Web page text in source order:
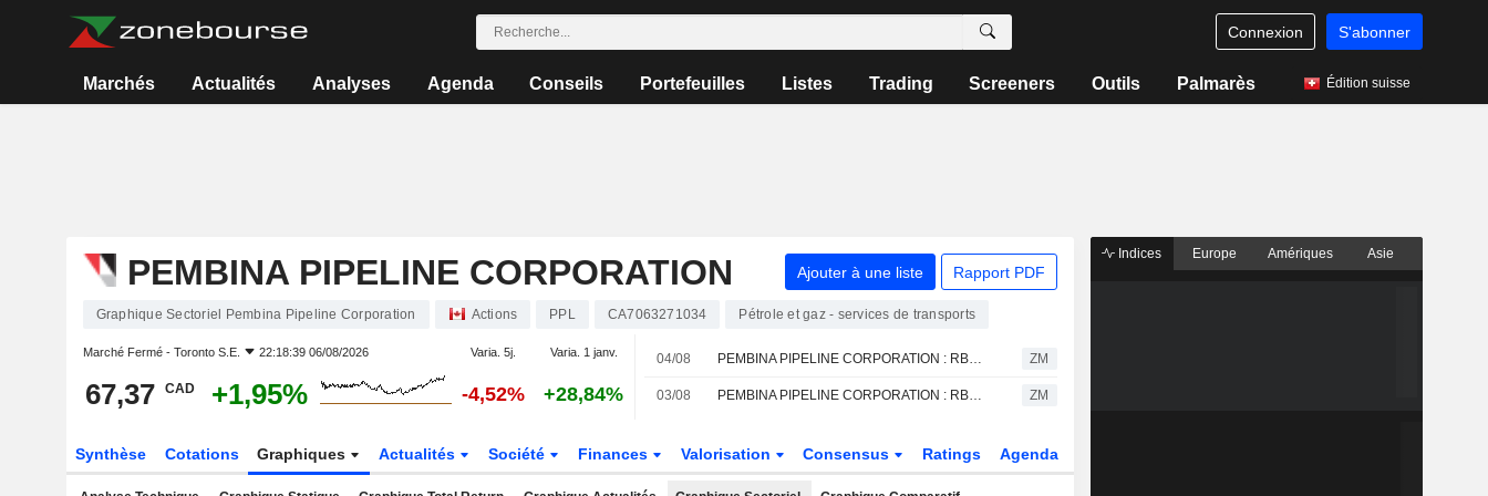
Connexion S'abonner
Marchés Actualités Analyses Agenda Conseils Portefeuilles Listes Trading Screeners Outils Palmarès Édition suisse
PEMBINA PIPELINE CORPORATION Ajouter à une liste Rapport PDF
Graphique Sectoriel Pembina Pipeline Corporation Actions PPL CA7063271034 Pétrole et gaz - services de transports
Marché Fermé - Toronto S.E. 22:18:39 06/08/2026 Varia. 5j. Varia. 1 janv.
67,37 CAD +1,95% -4,52% +28,84%
04/08 PEMBINA PIPELINE CORPORATION : RBC Capital Markets à l'achat ZM
03/08 PEMBINA PIPELINE CORPORATION : RBC Capital Markets maintient sa recommandation à l'achat ZM
Synthèse Cotations Graphiques Actualités Société Finances Valorisation Consensus Ratings Agenda
Indices Europe Amériques Asie